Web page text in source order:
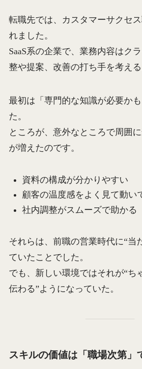
転職先では、カスタマーサクセ
れました。
SaaS系の企業で、業務内容はク
整や提案、改善の打ち手を考える
最初は「専門的な知識が必要か
た。
ところが、意外なところで周囲
が増えたのです。
資料の構成が分かりやすい
顧客の温度感をよく見て動い
社内調整がスムーズで助かる
それらは、前職の営業時代に“当
ていたことでした。
でも、新しい環境ではそれが“ち
伝わる”ようになっていた。
スキルの価値は「職場次第」